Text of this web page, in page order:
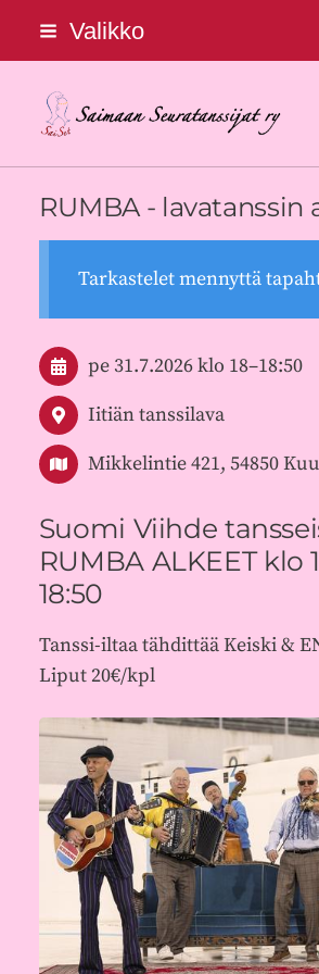
Siirry
sivun
sisältöön
Valikko
Saimaan
RUMBA - lavatanssin
Tarkastelet mennyttä
pe 31.7.2026klo 18–18:50
Iitiän tanssilava
Mikkelintie 421, 54850
Suomi Viihde
RUMBA ALKEET klo
18:50
Tanssi-iltaa tähdittää Keiski &
Liput 20€/kpl